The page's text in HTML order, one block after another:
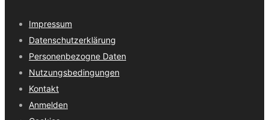
Impressum
Datenschutzerklärung
Personenbezogne Daten
Nutzungsbedingungen
Kontakt
Anmelden